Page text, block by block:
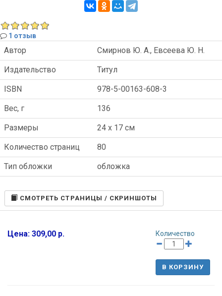
1 отзыв
Автор Смирнов Ю. А., Евсеева Ю. Н.
Издательство Титул
ISBN 978-5-00163-608-3
Вес, г 136
Размеры 24 x 17 см
Количество страниц 80
Тип обложки обложка
CМОТРЕТЬ СТРАНИЦЫ / СКРИНШОТЫ
Цена: 309,00 р. Количество
В КОРЗИНУ